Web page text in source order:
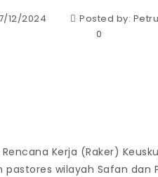
12/2024 Posted by:
0
Kerja (Raker)
wilayah Safan dan